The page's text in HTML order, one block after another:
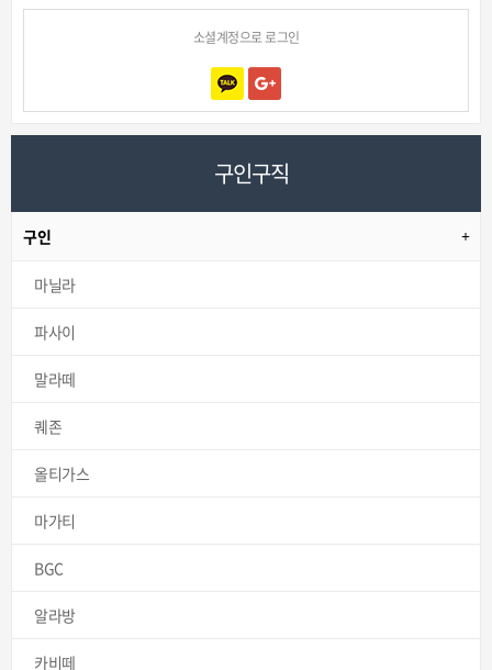
소셜계정으로 로그인
구인구직
구인
마닐라
파사이
말라떼
퀘존
올티가스
마가티
BGC
알라방
카비떼